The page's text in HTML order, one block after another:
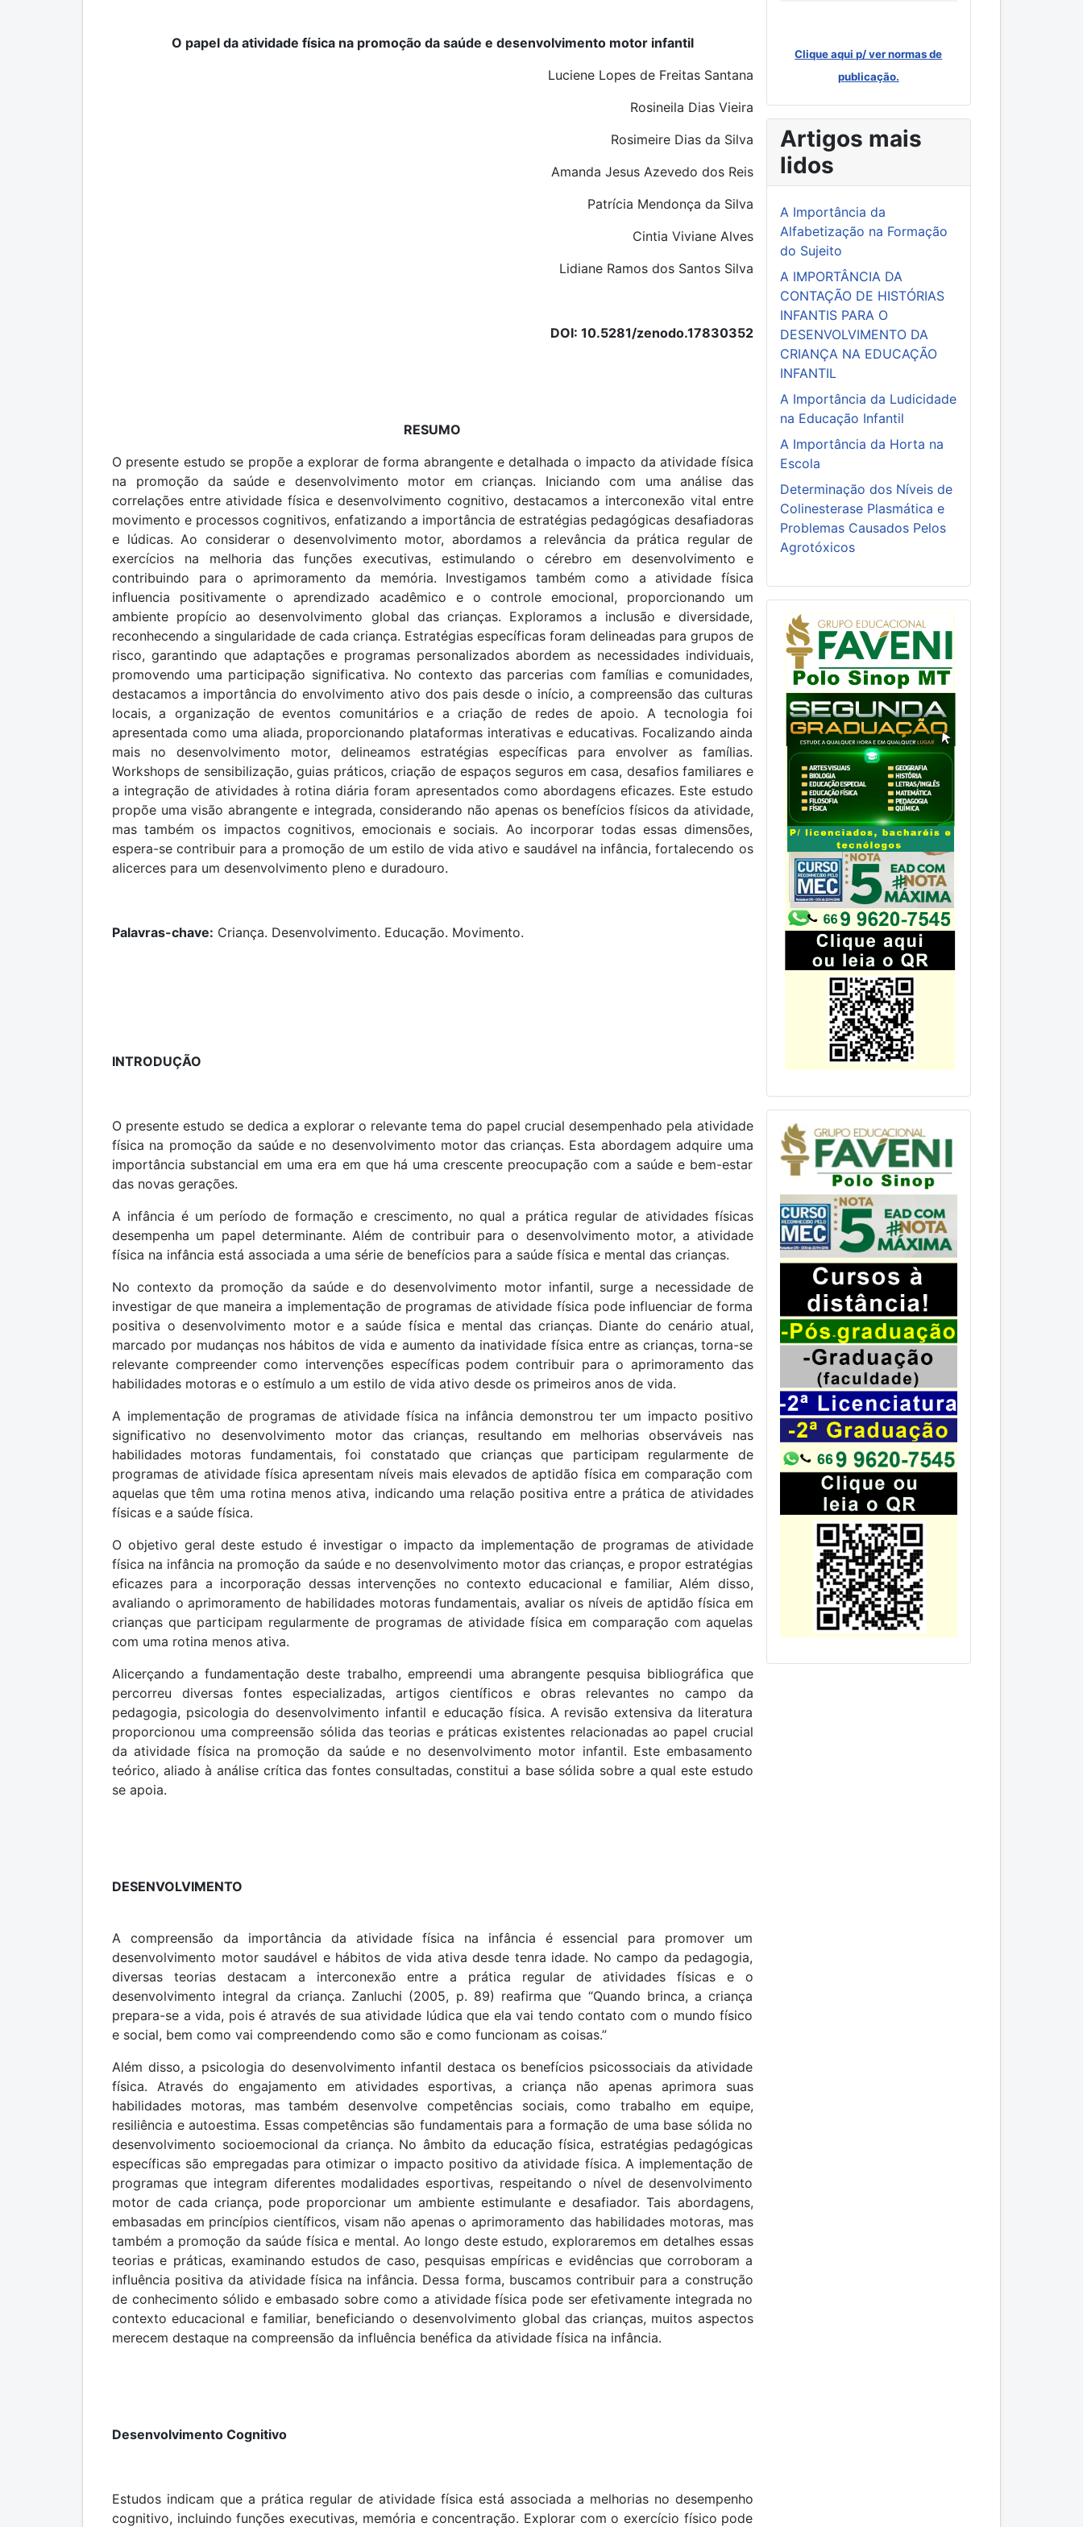
O papel da atividade física na promoção da saúde e desenvolvimento motor infantil
Luciene Lopes de Freitas Santana
Rosineila Dias Vieira
Rosimeire Dias da Silva
Amanda Jesus Azevedo dos Reis
Patrícia Mendonça da Silva
Cintia Viviane Alves
Lidiane Ramos dos Santos Silva
DOI: 10.5281/zenodo.17830352
RESUMO
O presente estudo se propõe a explorar de forma abrangente e detalhada o impacto da atividade física
na promoção da saúde e desenvolvimento motor em crianças. Iniciando com uma análise das
correlações entre atividade física e desenvolvimento cognitivo, destacamos a interconexão vital entre
movimento e processos cognitivos, enfatizando a importância de estratégias pedagógicas desafiadoras
e lúdicas. Ao considerar o desenvolvimento motor, abordamos a relevância da prática regular de
exercícios na melhoria das funções executivas, estimulando o cérebro em desenvolvimento e
contribuindo para o aprimoramento da memória. Investigamos também como a atividade física
influencia positivamente o aprendizado acadêmico e o controle emocional, proporcionando um
ambiente propício ao desenvolvimento global das crianças. Exploramos a inclusão e diversidade,
reconhecendo a singularidade de cada criança. Estratégias específicas foram delineadas para grupos de
risco, garantindo que adaptações e programas personalizados abordem as necessidades individuais,
promovendo uma participação significativa. No contexto das parcerias com famílias e comunidades,
destacamos a importância do envolvimento ativo dos pais desde o início, a compreensão das culturas
locais, a organização de eventos comunitários e a criação de redes de apoio. A tecnologia foi
apresentada como uma aliada, proporcionando plataformas interativas e educativas. Focalizando ainda
mais no desenvolvimento motor, delineamos estratégias específicas para envolver as famílias.
Workshops de sensibilização, guias práticos, criação de espaços seguros em casa, desafios familiares e
a integração de atividades à rotina diária foram apresentados como abordagens eficazes. Este estudo
propõe uma visão abrangente e integrada, considerando não apenas os benefícios físicos da atividade,
mas também os impactos cognitivos, emocionais e sociais. Ao incorporar todas essas dimensões,
espera-se contribuir para a promoção de um estilo de vida ativo e saudável na infância, fortalecendo os
alicerces para um desenvolvimento pleno e duradouro.
Palavras-chave: Criança. Desenvolvimento. Educação. Movimento.
INTRODUÇÃO
O presente estudo se dedica a explorar o relevante tema do papel crucial desempenhado pela atividade
física na promoção da saúde e no desenvolvimento motor das crianças. Esta abordagem adquire uma
importância substancial em uma era em que há uma crescente preocupação com a saúde e bem-estar
das novas gerações.
A infância é um período de formação e crescimento, no qual a prática regular de atividades físicas
desempenha um papel determinante. Além de contribuir para o desenvolvimento motor, a atividade
física na infância está associada a uma série de benefícios para a saúde física e mental das crianças.
No contexto da promoção da saúde e do desenvolvimento motor infantil, surge a necessidade de
investigar de que maneira a implementação de programas de atividade física pode influenciar de forma
positiva o desenvolvimento motor e a saúde física e mental das crianças. Diante do cenário atual,
marcado por mudanças nos hábitos de vida e aumento da inatividade física entre as crianças, torna-se
relevante compreender como intervenções específicas podem contribuir para o aprimoramento das
habilidades motoras e o estímulo a um estilo de vida ativo desde os primeiros anos de vida.
A implementação de programas de atividade física na infância demonstrou ter um impacto positivo
significativo no desenvolvimento motor das crianças, resultando em melhorias observáveis nas
habilidades motoras fundamentais, foi constatado que crianças que participam regularmente de
programas de atividade física apresentam níveis mais elevados de aptidão física em comparação com
aquelas que têm uma rotina menos ativa, indicando uma relação positiva entre a prática de atividades
físicas e a saúde física.
O objetivo geral deste estudo é investigar o impacto da implementação de programas de atividade
física na infância na promoção da saúde e no desenvolvimento motor das crianças, e propor estratégias
eficazes para a incorporação dessas intervenções no contexto educacional e familiar, Além disso,
avaliando o aprimoramento de habilidades motoras fundamentais, avaliar os níveis de aptidão física em
crianças que participam regularmente de programas de atividade física em comparação com aquelas
com uma rotina menos ativa.
Alicerçando a fundamentação deste trabalho, empreendi uma abrangente pesquisa bibliográfica que
percorreu diversas fontes especializadas, artigos científicos e obras relevantes no campo da
pedagogia, psicologia do desenvolvimento infantil e educação física. A revisão extensiva da literatura
proporcionou uma compreensão sólida das teorias e práticas existentes relacionadas ao papel crucial
da atividade física na promoção da saúde e no desenvolvimento motor infantil. Este embasamento
teórico, aliado à análise crítica das fontes consultadas, constitui a base sólida sobre a qual este estudo
se apoia.
DESENVOLVIMENTO
A compreensão da importância da atividade física na infância é essencial para promover um
desenvolvimento motor saudável e hábitos de vida ativa desde tenra idade. No campo da pedagogia,
diversas teorias destacam a interconexão entre a prática regular de atividades físicas e o
desenvolvimento integral da criança. Zanluchi (2005, p. 89) reafirma que “Quando brinca, a criança
prepara-se a vida, pois é através de sua atividade lúdica que ela vai tendo contato com o mundo físico
e social, bem como vai compreendendo como são e como funcionam as coisas.”
Além disso, a psicologia do desenvolvimento infantil destaca os benefícios psicossociais da atividade
física. Através do engajamento em atividades esportivas, a criança não apenas aprimora suas
habilidades motoras, mas também desenvolve competências sociais, como trabalho em equipe,
resiliência e autoestima. Essas competências são fundamentais para a formação de uma base sólida no
desenvolvimento socioemocional da criança. No âmbito da educação física, estratégias pedagógicas
específicas são empregadas para otimizar o impacto positivo da atividade física. A implementação de
programas que integram diferentes modalidades esportivas, respeitando o nível de desenvolvimento
motor de cada criança, pode proporcionar um ambiente estimulante e desafiador. Tais abordagens,
embasadas em princípios científicos, visam não apenas o aprimoramento das habilidades motoras, mas
também a promoção da saúde física e mental. Ao longo deste estudo, exploraremos em detalhes essas
teorias e práticas, examinando estudos de caso, pesquisas empíricas e evidências que corroboram a
influência positiva da atividade física na infância. Dessa forma, buscamos contribuir para a construção
de conhecimento sólido e embasado sobre como a atividade física pode ser efetivamente integrada no
contexto educacional e familiar, beneficiando o desenvolvimento global das crianças, muitos aspectos
merecem destaque na compreensão da influência benéfica da atividade física na infância.
Desenvolvimento Cognitivo
Estudos indicam que a prática regular de atividade física está associada a melhorias no desempenho
cognitivo, incluindo funções executivas, memória e concentração. Explorar com o exercício físico pode
Clique aqui p/ ver normas de
publicação.
Artigos mais
lidos
A Importância da
Alfabetização na Formação
do Sujeito
A IMPORTÂNCIA DA
CONTAÇÃO DE HISTÓRIAS
INFANTIS PARA O
DESENVOLVIMENTO DA
CRIANÇA NA EDUCAÇÃO
INFANTIL
A Importância da Ludicidade
na Educação Infantil
A Importância da Horta na
Escola
Determinação dos Níveis de
Colinesterase Plasmática e
Problemas Causados Pelos
Agrotóxicos